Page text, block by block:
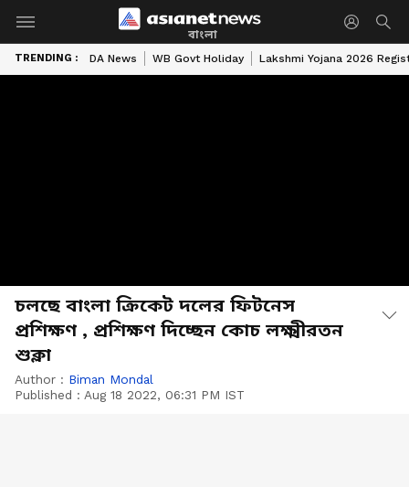
বাংলা
TRENDING : DA News WB Govt Holiday Lakshmi Yojana 2026
চলছে বাংলা ক্রিকেট দলের ফিটনেস
প্রশিক্ষণ , প্রশিক্ষণ দিচ্ছেন কোচ লক্ষ্মীরতন
শুক্লা
Author : Biman Mondal
Published : Aug 18 2022, 06:31 PM IST